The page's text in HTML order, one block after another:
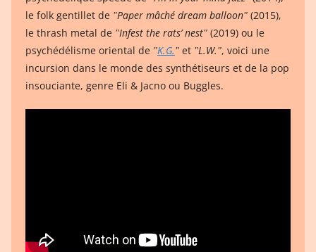
le folk gentillet de ʺPaper mâché dream balloonʺ (2015),
le thrash metal de ʺInfest the rats’ nestʺ (2019) ou le
psychédélisme oriental de ʺK.G.ʺ et ʺL.W.ʺ, voici une
incursion dans le monde des synthétiseurs et de la pop
insouciante, genre Eli & Jacno ou Buggles.